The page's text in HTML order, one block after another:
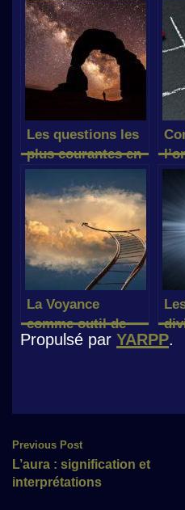
Les questions les
plus courantes en
voyance
La Voyance
comme outil de
développement
Propulsé par YARPP.
Post
navigation
Previous Post
L’aura : signification et
interprétations